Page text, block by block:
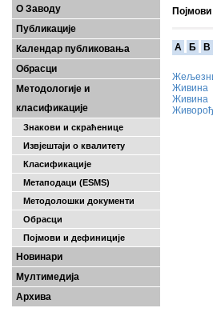
О Заводу
Публикације
Календар публиковања
Обрасци
Методологије и
класификације
Знакови и скраћенице
Извјештаји о квалитету
Класификације
Метаподаци (ESMS)
Методолошки документи
Обрасци
Појмови и дефиниције
Новинари
Мултимедија
Архива
A Б В
Живина
Живина